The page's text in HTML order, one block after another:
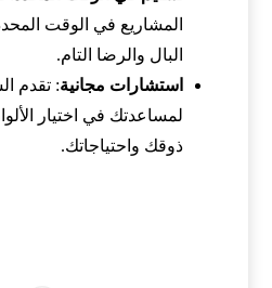
المشاريع في الوقت
البال والرضا التام.
استشارات مجانية: تقدم
لمساعدتك في اختيار
ذوقك واحتياجاتك.